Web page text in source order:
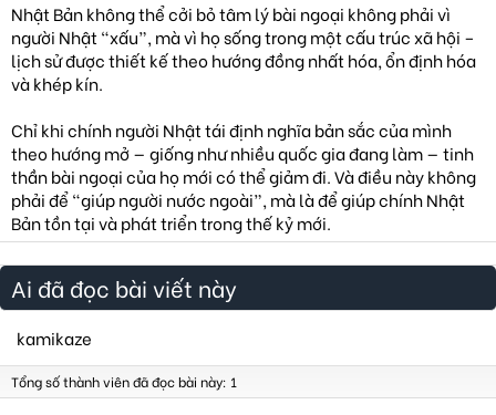
Nhật Bản không thể cởi bỏ tâm lý bài ngoại không phải vì
người Nhật “xấu”, mà vì họ sống trong một cấu trúc xã hội –
lịch sử được thiết kế theo hướng đồng nhất hóa, ổn định hóa
và khép kín.
Chỉ khi chính người Nhật tái định nghĩa bản sắc của mình
theo hướng mở — giống như nhiều quốc gia đang làm — tinh
thần bài ngoại của họ mới có thể giảm đi. Và điều này không
phải để “giúp người nước ngoài”, mà là để giúp chính Nhật
Bản tồn tại và phát triển trong thế kỷ mới.
Ai đã đọc bài viết này
kamikaze
Tổng số thành viên đã đọc bài này: 1